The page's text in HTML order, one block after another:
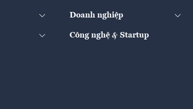
Doanh nghiệp
Công nghệ & Startup